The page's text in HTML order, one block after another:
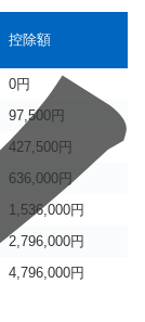
控除額
0円
97,500円
427,500円
636,000円
1,536,000円
2,796,000円
4,796,000円